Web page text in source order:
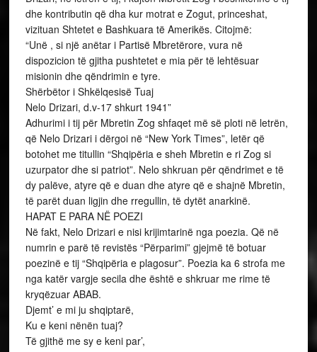
dhe kontributin që dha kur motrat e Zogut, princeshat,
vizituan Shtetet e Bashkuara të Amerikës. Citojmë:
“Unë , si një anëtar i Partisë Mbretërore, vura në
dispozicion të gjitha pushtetet e mia për të lehtësuar
misionin dhe qëndrimin e tyre.
Shërbëtor i Shkëlqesisë Tuaj
Nelo Drizari, d.v-17 shkurt 1941”
Adhurimi i tij për Mbretin Zog shfaqet më së ploti në letrën,
që Nelo Drizari i dërgoi në “New York Times”, letër që
botohet me titullin “Shqipëria e sheh Mbretin e ri Zog si
uzurpator dhe si patriot”. Nelo shkruan për qëndrimet e të
dy palëve, atyre që e duan dhe atyre që e shajnë Mbretin,
të parët duan ligjin dhe rregullin, të dytët anarkinë.
HAPAT E PARA NË POEZI
Në fakt, Nelo Drizari e nisi krijimtarinë nga poezia. Që në
numrin e parë të revistës “Përparimi” gjejmë të botuar
poezinë e tij “Shqipëria e plagosur”. Poezia ka 6 strofa me
nga katër vargje secila dhe është e shkruar me rime të
kryqëzuar ABAB.
Djemt’ e mi ju shqiptarë,
Ku e keni nënën tuaj?
Të gjithë me sy e keni par’,